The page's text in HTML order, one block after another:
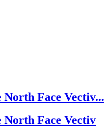
Face Vectiv...
Face Vectiv